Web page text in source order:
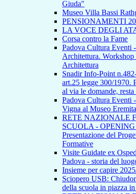
Giuda"
Museo Villa Bassi
PENSIONAMENTI
LA VOCE DEGLI
Corsa contro la Fame
Padova Cultura Eventi
Architettura. Workshop
Architettura
Snadir Info-Point
art.25 legge 300/1970.
al via le domande,
Padova Cultura Eventi
Vigna al Museo
RETE NAZIONALE
SCUOLA -
Presentazione del
Formative
Visite Guidate ex
Padova - storia del
Insieme per capire
Sciopero USB:
della scuola in piazza